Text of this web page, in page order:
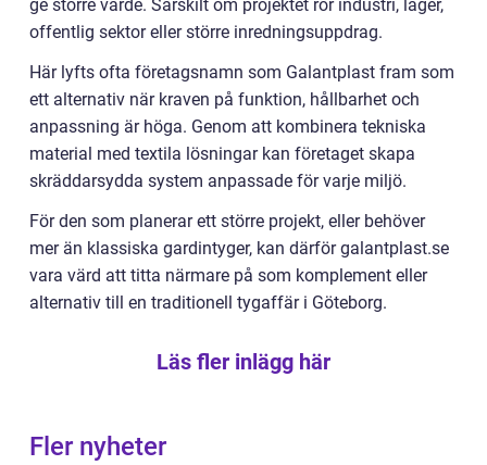
ge större värde. Särskilt om projektet rör industri, lager,
offentlig sektor eller större inredningsuppdrag.
Här lyfts ofta företagsnamn som Galantplast fram som
ett alternativ när kraven på funktion, hållbarhet och
anpassning är höga. Genom att kombinera tekniska
material med textila lösningar kan företaget skapa
skräddarsydda system anpassade för varje miljö.
För den som planerar ett större projekt, eller behöver
mer än klassiska gardintyger, kan därför galantplast.se
vara värd att titta närmare på som komplement eller
alternativ till en traditionell tygaffär i Göteborg.
Läs fler inlägg här
Fler nyheter